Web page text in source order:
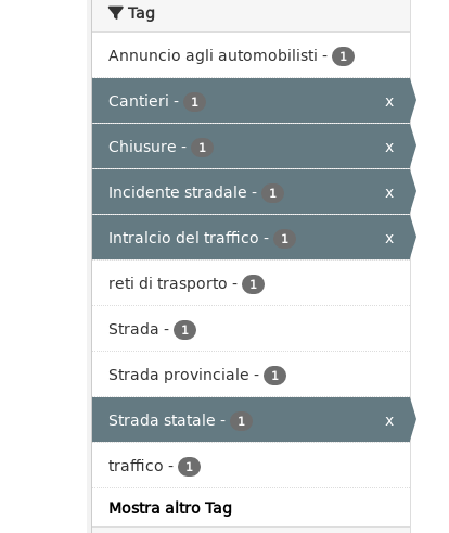
Tag
Annuncio agli automobilisti - 1
Cantieri - 1
x
Chiusure - 1
x
Incidente stradale - 1
x
Intralcio del traffico - 1
x
reti di trasporto - 1
Strada - 1
Strada provinciale - 1
Strada statale - 1
x
traffico - 1
Mostra altro Tag